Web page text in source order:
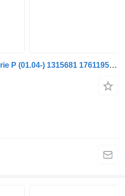
Demi-essieu Scania Série P (01.04-) 1315681 1761195 pour tracteur routier Scania P,G,R,T-series (2004-2017)